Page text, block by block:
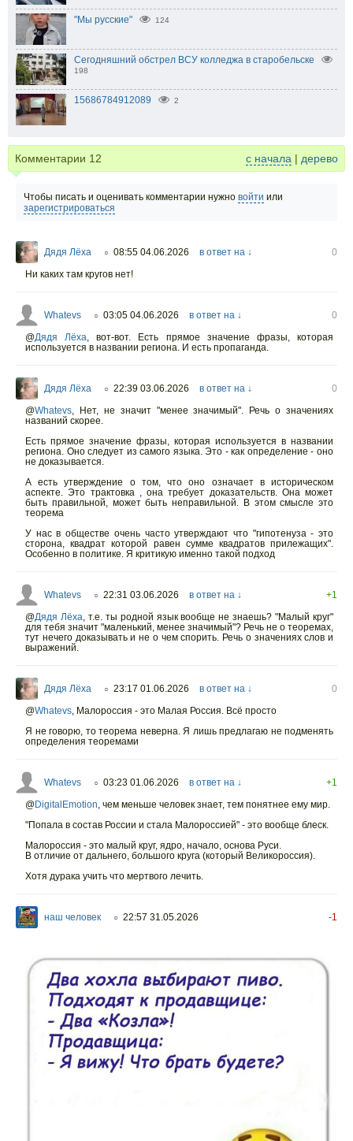
"Мы русские" 124
Сегодняшний обстрел ВСУ колледжа в старобельске
198
15686784912089 2
Комментарии 12 с начала | дерево
Чтобы писать и оценивать комментарии нужно войти или
зарегистрироваться
Дядя Лёха ○ 08:55 04.06.2026 в ответ на ↓
0
Ни каких там кругов нет!
Whatevs ○ 03:05 04.06.2026 в ответ на ↓
0
@Дядя Лёха, вот-вот. Есть прямое значение фразы, которая
используется в названии региона. И есть пропаганда.
Дядя Лёха ○ 22:39 03.06.2026 в ответ на ↓
0
@Whatevs, Нет, не значит "менее значимый". Речь о значениях
названий скорее.
Есть прямое значение фразы, которая используется в названии
региона. Оно следует из самого языка. Это - как определение - оно
не доказывается.
А есть утверждение о том, что оно означает в историческом
аспекте. Это трактовка , она требует доказательств. Она может
быть правильной, может быть неправильной. В этом смысле это
теорема
У нас в обществе очень часто утверждают что "гипотенуза - это
сторона, квадрат которой равен сумме квадратов прилежащих".
Особенно в политике. Я критикую именно такой подход
Whatevs ○ 22:31 03.06.2026 в ответ на ↓
+1
@Дядя Лёха,т.е. ты родной язык вообще не знаешь? "Малый круг"
для тебя значит "маленький, менее значимый"? Речь не о теоремах,
тут нечего доказывать и не о чем спорить. Речь о значениях слов и
выражений.
Дядя Лёха ○ 23:17 01.06.2026 в ответ на ↓
0
@Whatevs, Малороссия - это Малая Россия. Всё просто
Я не говорю, то теорема неверна. Я лишь предлагаю не подменять
определения теоремами
Whatevs ○ 03:23 01.06.2026 в ответ на ↓
+1
@DigitalEmotion, чем меньше человек знает, тем понятнее ему мир.
"Попала в состав России и стала Малороссией" - это вообще блеск.
Малороссия - это малый круг, ядро, начало, основа Руси.
В отличие от дальнего, большого круга (который Великороссия).
Хотя дурака учить что мертвого лечить.
наш человек ○ 22:57 31.05.2026 -1